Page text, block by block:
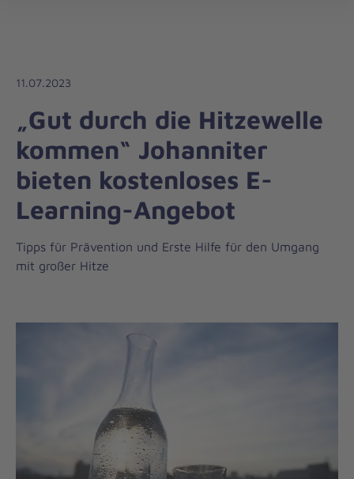
Leben
11.07.2023
„Gut durch die Hitzewelle
kommen“ Johanniter
bieten kostenloses E-
Learning-Angebot
Tipps für Prävention und Erste Hilfe für den Umgang
mit großer Hitze